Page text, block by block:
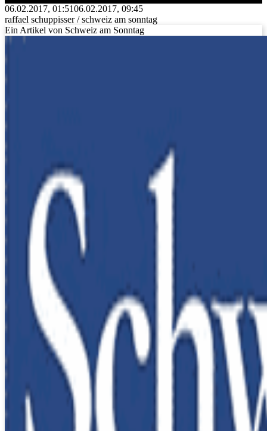
06.02.2017, 01:5106.02.2017, 09:45
raffael schuppisser / schweiz am sonntag
Ein Artikel von Schweiz am Sonntag